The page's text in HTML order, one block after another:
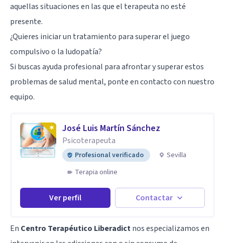
aquellas situaciones en las que el terapeuta no esté
presente.
¿Quieres iniciar un tratamiento para superar el juego
compulsivo o la ludopatía?
Si buscas ayuda profesional para afrontar y superar estos
problemas de salud mental, ponte en contacto con nuestro
equipo.
José Luis Martín Sánchez
Psicoterapeuta
Profesional verificado
Sevilla
Terapia online
Ver perfil Contactar
En Centro Terapéutico Liberadictnos especializamos en